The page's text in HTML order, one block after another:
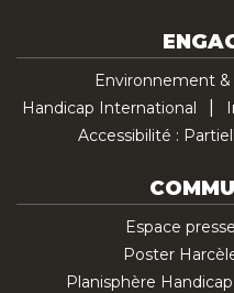
Environnement
Handicap International
Accessibilité :
Espace presse
Poster
Planisphère